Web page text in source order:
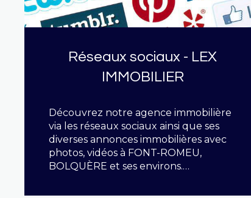
Réseaux sociaux - LEX
IMMOBILIER
Découvrez notre agence immobilière
via les réseaux sociaux ainsi que ses
diverses annonces immobilières avec
photos, vidéos à FONT-ROMEU,
BOLQUÈRE et ses environs.
neufs sur toute la Cerdagne et le
LIRE CETTE ACTU